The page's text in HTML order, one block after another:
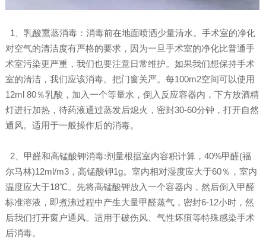
1、乳酸熏蒸消毒：消毒前在地面喷洒少量清水。手术室的净化
对空气的清洁度有严格的要求，因为一旦手术室的净化比普通手
术室污染更严重，我们也要注意日常维护。如果我们想保持手术
室的清洁，我们应该消毒。把门窗关严。每100m2空间可以使用
12ml 80％乳酸，加入一个等量水，倒入反应容器内，下方放酒精
灯进行加热，待药液通过蒸发后熄火，密封30-60分钟，打开自然
通风。适用于一般操作后的消毒。
2、甲醛和高锰酸钾消毒:剂量根据室内容积计算，40%甲醛(福
尔马林)12ml/m3，高锰酸钾1g。室内相对湿度应大于60％，室内
温度应大于18℃。先将高锰酸钾放入一个容器内，然后倒入甲醛
标准溶液，即煮沸过程中产生大量甲醛蒸气，密封6-12小时，然
后我们打开窗户通风。适用于破伤风、气性坏疽等特殊感染手术
后消毒。